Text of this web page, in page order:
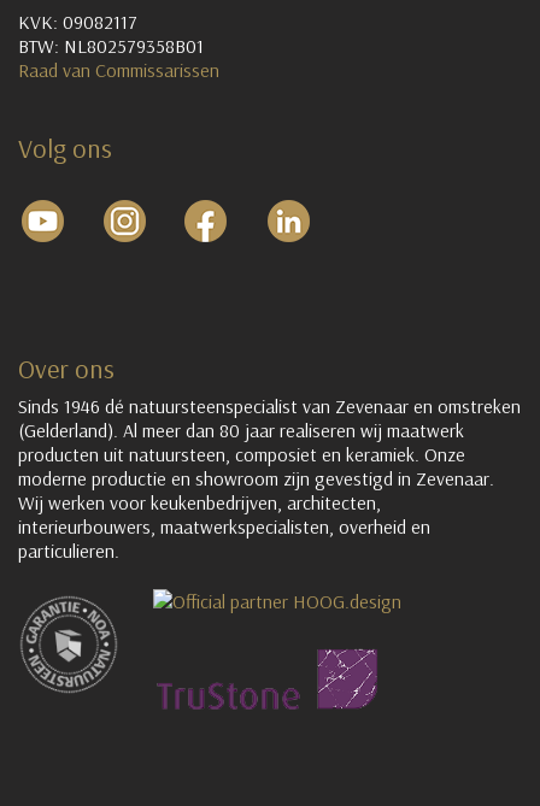
KVK: 09082117
BTW: NL802579358B01
Raad van Commissarissen
Volg ons
Over ons
Sinds 1946 dé natuursteenspecialist van Zevenaar en omstreken
(Gelderland). Al meer dan 80 jaar realiseren wij maatwerk
producten uit natuursteen, composiet en keramiek. Onze
moderne productie en showroom zijn gevestigd in Zevenaar.
Wij werken voor keukenbedrijven, architecten,
interieurbouwers, maatwerkspecialisten, overheid en
particulieren.